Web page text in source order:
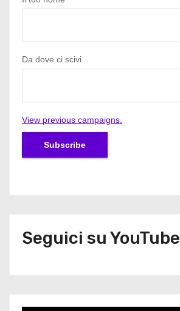
Da dove ci scivi
View previous campaigns.
Seguici su YouTube